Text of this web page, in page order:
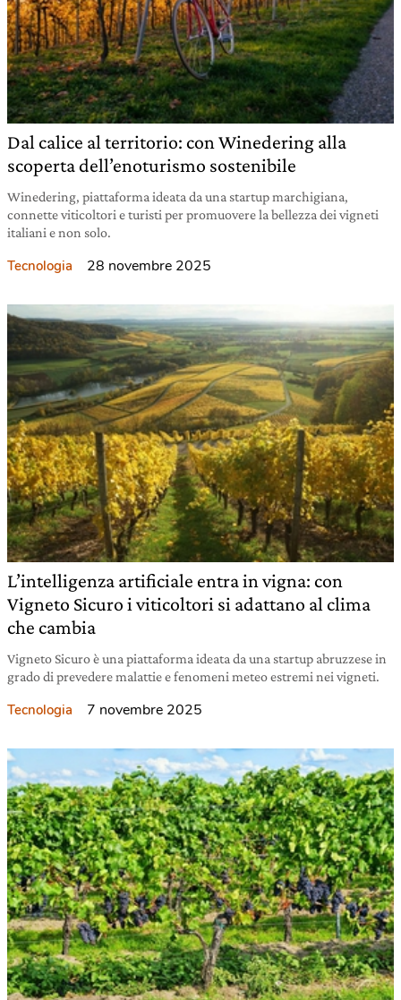
Dal calice al territorio: con Winedering alla
scoperta dell’enoturismo sostenibile
Winedering, piattaforma ideata da una startup marchigiana,
connette viticoltori e turisti per promuovere la bellezza dei vigneti
italiani e non solo.
Tecnologia 28 novembre 2025
L’intelligenza artificiale entra in vigna: con
Vigneto Sicuro i viticoltori si adattano al clima
che cambia
Vigneto Sicuro è una piattaforma ideata da una startup abruzzese in
grado di prevedere malattie e fenomeni meteo estremi nei vigneti.
Tecnologia 7 novembre 2025